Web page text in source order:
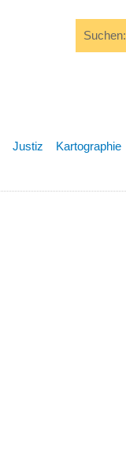
Suchen:
Justiz Kartographie